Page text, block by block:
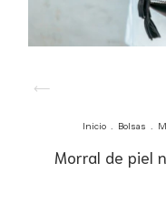
Inicio . Bolsas .
Morral de piel